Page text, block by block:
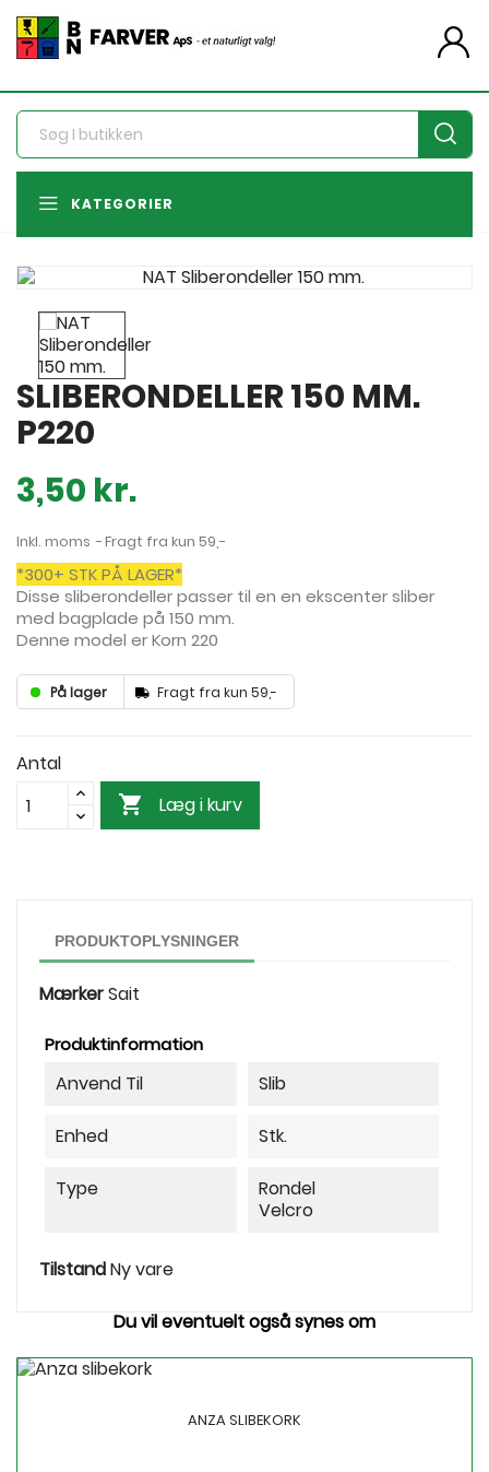
person
KATEGORIER
SLIBERONDELLER 150 MM.
P220
3,50 kr.
Inkl. moms Fragt fra kun 59,-
*300+ STK PÅ LAGER*
Disse sliberondeller passer til en en ekscenter sliber
med bagplade på 150 mm.
Denne model er Korn 220
På lager Fragt fra kun 59,-
Antal
 Læg i kurv
PRODUKTOPLYSNINGER
MærkerSait
Produktinformation
Anvend Til Slib
Enhed Stk.
Type
Rondel
Velcro
TilstandNy vare
Du vil eventuelt også synes om
ANZA SLIBEKORK